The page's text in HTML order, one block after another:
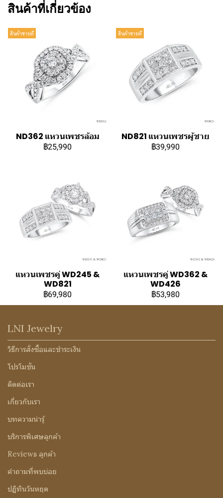
สินค้าที่เกี่ยวข้อง
สินค้าขายดี
ND362 แหวนเพชรล้อม
฿25,990
สินค้าขายดี
ND821 แหวนเพชรผู้ชาย
฿39,990
แหวนเพชรคู่ WD245 &
WD821
฿69,980
แหวนเพชรคู่ WD362 &
WD426
฿53,980
LNI Jewelry
วิธีการสั่งซื้อและชำระเงิน
โปรโมชั่น
ติดต่อเรา
เกี่ยวกับเรา
บทความน่ารู้
บริการพิเศษลูกค้า
Reviews ลูกค้า
คำถามที่พบบ่อย
ปฏิทินวันหยุด